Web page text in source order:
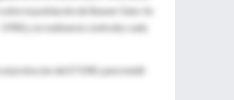
la población de Beaver Dam. Se
y se realizaron controles cada
protocolo del ETDRS, para medir